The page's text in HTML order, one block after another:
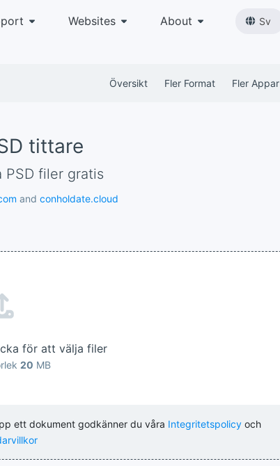
Websites About Sv
Översikt Fler Format Fler Appar
tittare
PSD filer gratis
and conholdate.cloud
för att välja filer
20 MB
ett dokument godkänner du våra Integritetspolicy och